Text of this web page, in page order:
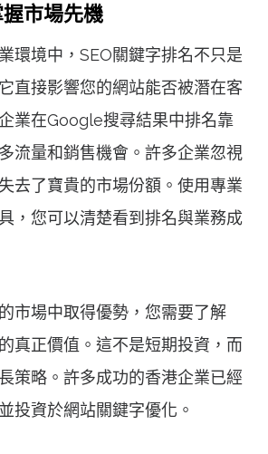
市場先機
環境中，SEO關鍵字排名不只是
直接影響您的網站能否被潛在客
業在Google搜尋結果中排名靠
流量和銷售機會。許多企業忽視
去了寶貴的市場份額。使用專業
，您可以清楚看到排名與業務成
市場中取得優勢，您需要了解
真正價值。這不是短期投資，而
策略。許多成功的香港企業已經
投資於網站關鍵字優化。